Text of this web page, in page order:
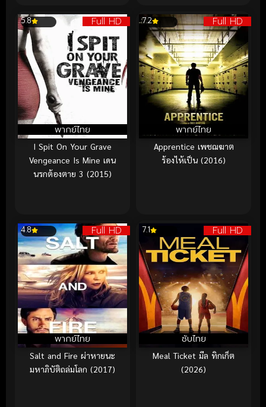
Full HD
พากย์ไทย
5.8
I Spit On Your Grave
Vengeance Is Mine เดน
นรกต้องตาย 3 (2015)
Full HD
พากย์ไทย
7.2
Apprentice เพชฌฆาต
ร้องไห้เป็น (2016)
Full HD
พากย์ไทย
4.8
Salt and Fire ผ่าหายนะ
มหาภิบัติถล่มโลก (2017)
Full HD
ซับไทย
7.1
Meal Ticket มีล ทิกเก็ต
(2026)